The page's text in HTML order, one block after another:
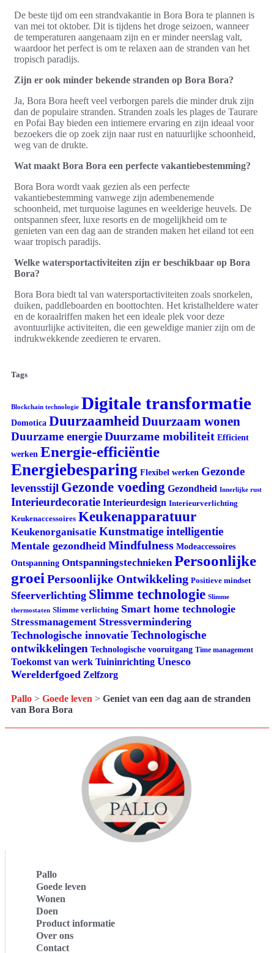
De beste tijd om een strandvakantie in Bora Bora te plannen is
van mei tot oktober. Dit is tijdens het droge seizoen, wanneer
de temperaturen aangenaam zijn en er minder neerslag valt,
waardoor het perfect is om te relaxen aan de stranden van het
tropisch paradijs.
Zijn er ook minder bekende stranden op Bora Bora?
Ja, Bora Bora heeft veel verborgen parels die minder druk zijn
dan de populaire stranden. Stranden zoals les plages de Taurare
en Pofai Bay bieden een intiemere ervaring en zijn ideaal voor
bezoekers die op zoek zijn naar rust en natuurlijke schoonheid,
weg van de drukte.
Wat maakt Bora Bora een perfecte vakantiebestemming?
Bora Bora wordt vaak gezien als een perfecte
vakantiebestemming vanwege zijn adembenemende
schoonheid, met turquoise lagunes en weelderige heuvels. De
ontspannen sfeer, luxe resorts en de mogelijkheid om te
genieten van een dag aan de stranden maken het eiland tot een
waar tropisch paradijs.
Welke watersportactiviteiten zijn er beschikbaar op Bora
Bora?
Bora Bora biedt tal van watersportactiviteiten zoals snorkelen,
duiken, paddleboarden en boottochten. Het kristalheldere water
en de koraalriffen maken het een ideale plek voor deze
avontuurlijke activiteiten, die een geweldige manier zijn om de
indrukwekkende zeedieren te ervaren.
Tags
Blockchain technologie Digitale transformatie
Domotica Duurzaamheid Duurzaam wonen
Duurzame energieDuurzame mobiliteit Efficient
werken Energie-efficiëntie
Energiebesparing Flexibel werken Gezonde
levensstijl Gezonde voeding Gezondheid Innerlijke rust
Interieurdecoratie Interieurdesign Interieurverlichting
Keukenaccessoires Keukenapparatuur
Keukenorganisatie Kunstmatige intelligentie
Mentale gezondheid Mindfulness Modeaccessoires
Ontspanning Ontspanningstechnieken Persoonlijke
groei Persoonlijke Ontwikkeling Positieve mindset
Sfeerverlichting Slimme technologie Slimme
thermostaten Slimme verlichting Smart home technologie
Stressmanagement Stressvermindering
Technologische innovatie Technologische
ontwikkelingen Technologische vooruitgang Time management
Toekomst van werk Tuininrichting Unesco
Werelderfgoed Zelfzorg
Pallo > Goede leven > Geniet van een dag aan de stranden
van Bora Bora
Pallo
Goede leven
Wonen
Doen
Product informatie
Over ons
Contact